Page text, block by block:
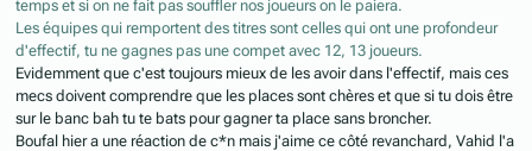
temps et si on ne fait pas souffler nos joueurs on le paiera.
Les équipes qui remportent des titres sont celles qui ont une profondeur
d'effectif, tu ne gagnes pas une compet avec 12, 13 joueurs.
Evidemment que c'est toujours mieux de les avoir dans l'effectif, mais ces
mecs doivent comprendre que les places sont chères et que si tu dois être
sur le banc bah tu te bats pour gagner ta place sans broncher.
Boufal hier a une réaction de c*n mais j'aime ce côté revanchard, Vahid l'a